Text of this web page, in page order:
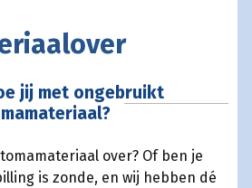
jij met ongebruikt
over? Of ben je
is zonde, en wij hebben dé